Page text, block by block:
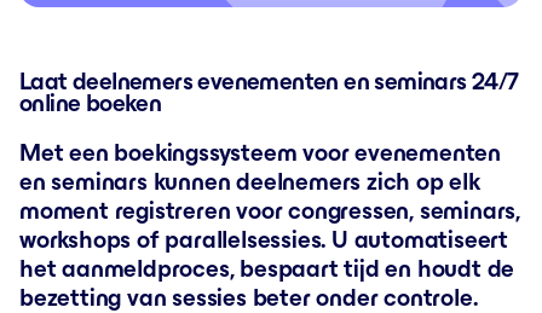
Laat deelnemers evenementen en seminars 24/7
online boeken
Met een boekingssysteem voor evenementen
en seminars kunnen deelnemers zich op elk
moment registreren voor congressen, seminars,
workshops of parallelsessies. U automatiseert
het aanmeldproces, bespaart tijd en houdt de
bezetting van sessies beter onder controle.